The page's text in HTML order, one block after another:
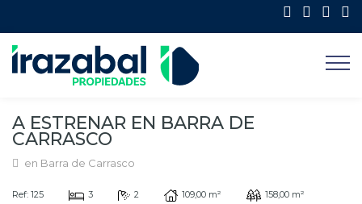
A ESTRENAR EN BARRA DE
CARRASCO
en Barra de Carrasco
Ref: 125 3 2 109,00 m²
158,00 m²